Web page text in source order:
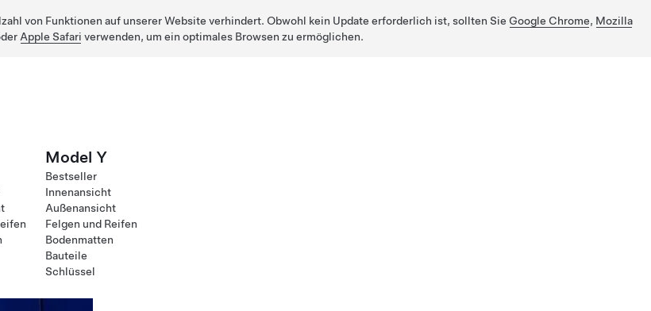
von Funktionen auf unserer Website verhindert. Obwohl kein Update erforderlich ist, sollten Sie Google Chrome, Mozilla
Apple Safari verwenden, um ein optimales Browsen zu ermöglichen.
Model Y
Bestseller
Innenansicht
Außenansicht
Felgen und Reifen
Bodenmatten
Bauteile
Schlüssel